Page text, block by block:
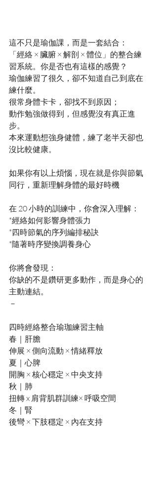
這不只是瑜伽課，而是一套結合：
「經絡 × 臟腑 × 解剖 × 體位」的整合練
習系統。你是否也有這樣的感覺？
瑜伽練習了很久，卻不知道自己到底在
練什麼。
很常身體卡卡，卻找不到原因；
動作勉強做得到，但感覺沒有真正進
步。
本來運動想強身健體，練了老半天卻也
沒比較健康。
如果你有以上煩惱，現在就是你與節氣
同行，重新理解身體的最好時機
在 20 小時的訓練中，你會深入理解：
*經絡如何影響身體張力
*四時節氣的序列編排秘訣
*隨著時序變換調養身心
你將會發現：
你缺的不是鑽研更多動作，而是身心的
主動連結。
－
四時經絡整合瑜珈練習主軸
春｜肝膽
伸展 × 側向流動 × 情緒釋放
夏｜心脾
開胸 × 核心穩定 × 中央支持
秋｜肺
扭轉 x 肩背肌群訓練× 呼吸空間
冬｜腎
後彎 × 下肢穩定 × 內在支持